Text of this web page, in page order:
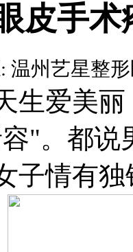
皮手术
温州艺星整
爱美丽
"。都说
子情有